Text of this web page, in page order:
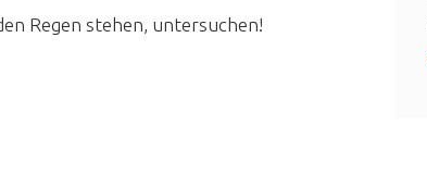
Regen stehen, untersuchen!